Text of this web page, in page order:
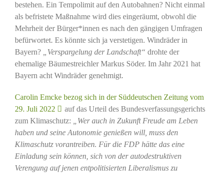
bestehen. Ein Tempolimit auf den Autobahnen? Nicht einmal
als befristete Maßnahme wird dies eingeräumt, obwohl die
Mehrheit der Bürger*innen es nach den gängigen Umfragen
befürwortet. Es könnte sich ja verstetigen. Windräder in
Bayern?
„Verspargelung der Landschaft“ drohte der
ehemalige Bäumestreichler Markus Söder. Im Jahr 2021 hat
Bayern acht Windräder genehmigt.
Carolin Emcke bezog sich in der Süddeutschen Zeitung vom
29. Juli 2022
auf das Urteil des Bundesverfassungsgerichts
zum Klimaschutz:
„Wer auch in Zukunft Freude am Leben
haben und seine Autonomie genießen will, muss den
Klimaschutz vorantreiben. Für die FDP hätte das eine
Einladung sein können, sich von der autodestruktiven
Verengung auf jenen entpolitisierten Liberalismus zu